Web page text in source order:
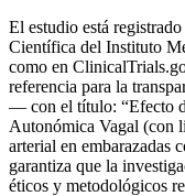
El estudio está
Científica del Instituto
como en
referencia para la
— con el título: “Efecto
Autonómica Vagal (con
arterial en embarazadas
garantiza que la
éticos y metodológicos